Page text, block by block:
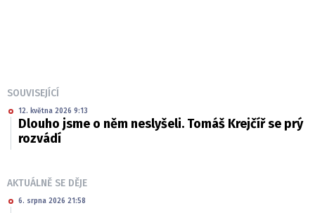
SOUVISEJÍCÍ
12. května 2026 9:13
Dlouho jsme o něm neslyšeli. Tomáš Krejčíř se prý
rozvádí
AKTUÁLNĚ SE DĚJE
6. srpna 2026 21:58